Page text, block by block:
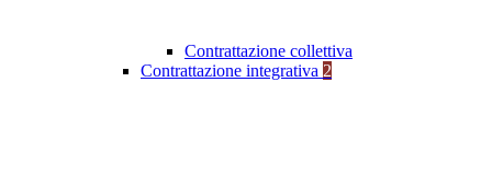
Contrattazione collettiva
Contrattazione integrativa 2